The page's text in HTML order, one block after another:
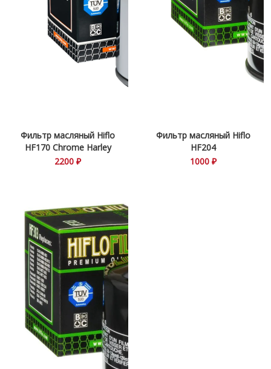
Фильтр масляный Hiflo
HF170 Chrome Harley
Davidson
2200 ₽
Фильтр масляный Hiflo
HF204
1000 ₽